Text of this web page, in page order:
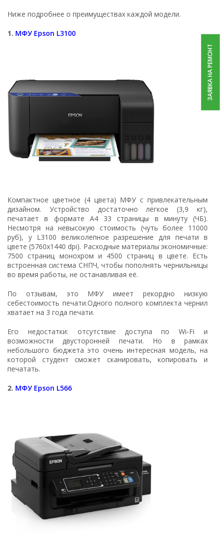
Ниже подробнее о преимуществах каждой модели.
1. МФУ Epson L3100
Компактное цветное (4 цвета) МФУ с привлекательным
дизайном. Устройство достаточно лёгкое (3,9 кг),
печатает в формате А4 33 страницы в минуту (ЧБ).
Несмотря на невысокую стоимость (чуть более 11000
руб), у L3100 великолепное разрешение для печати в
цвете (5760x1440 dpi). Расходные материалы экономичные:
7500 страниц монохром и 4500 страниц в цвете. Есть
встроенная система СНПЧ, чтобы пополнять чернильницы
во время работы, не останавливая её.
По отзывам, это МФУ имеет рекордно низкую
себестоимость печати.Одного полного комплекта чернил
хватает на 3 года печати.
Его недостатки: отсутствие доступа по Wi-Fi и
возможности двусторонней печати. Но в рамках
небольшого бюджета это очень интересная модель, на
которой студент сможет сканировать, копировать и
печатать.
2. МФУ Epson L566
ЗАЯВКА НА РЕМОНТ